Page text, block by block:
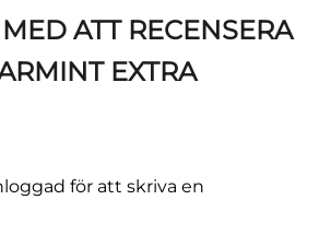
ATT RECENSERA
EXTRA
för att skriva en